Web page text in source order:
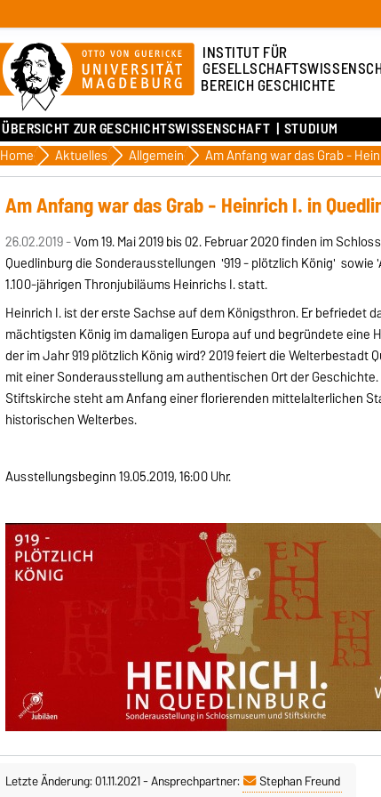
INSTITUT FÜR
BEREICH GESCHICHTE
ÜBERSICHT ZUR GESCHICHTSWISSENSCHAFT STUDIUM
Home Aktuelles Allgemein
Am Anfang war das Grab - Heinrich I. in
26.02.2019 -Vom 19. Mai 2019 bis 02. Februar 2020 finden im
Quedlinburg die Sonderausstellungen '919 - plötzlich König' sowie
1.100-jährigen Thronjubiläums Heinrichs I. statt.
Heinrich I. ist der erste Sachse auf dem Königsthron. Er befriedet
mächtigsten König im damaligen Europa auf und begründete eine
der im Jahr 919 plötzlich König wird? 2019 feiert die Welterbestadt
mit einer Sonderausstellung am authentischen Ort der
Stiftskirche steht am Anfang einer florierenden mittelalterlichen
historischen Welterbes.
Ausstellungsbeginn 19.05.2019, 16:00 Uhr.
Letzte Änderung: 01.11.2021-Ansprechpartner: Stephan Freund